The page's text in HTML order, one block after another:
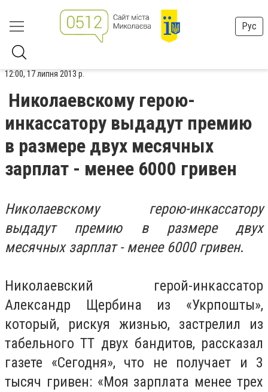
Рус
12:00, 17 липня 2013 р.
Николаевскому герою-
инкассатору выдадут премию
в размере двух месячных
зарплат - менее 6000 гривен
Николаевскому герою-инкассатору
выдадут премию в размере двух
месячных зарплат - менее 6000 гривен.
Николаевский герой-инкассатор
Александр Щербина из «Укрпошты»,
который, рискуя жизнью, застрелил из
табельного ТТ двух бандитов, рассказал
газете «Сегодня», что не получает и 3
тысяч гривен: «Моя зарплата менее трех